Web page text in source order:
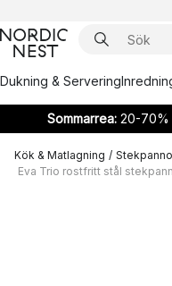
Dukning & Servering
Sommarrea:20-70%
Kök & Matlagning /
Eva Trio rostfritt stål